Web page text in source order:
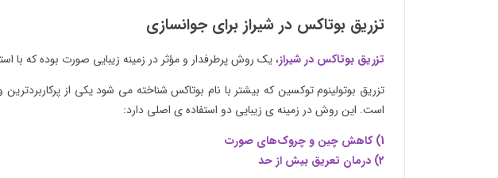
تزریق بوتاکس در شیراز برای جوانسازی
تزریق بوتاکس در شیراز، یک روش پرطرفدار و مؤثر در زمینه زیبایی صورت بوده که با
تزریق بوتولینوم توکسین که بیشتر با نام بوتاکس شناخته می‌ شود یکی از
است. این روش در زمینه ی زیبایی دو استفاده ی اصلی دارد:
1) کاهش چین و چروک‌های صورت
2) درمان تعریق بیش از حد